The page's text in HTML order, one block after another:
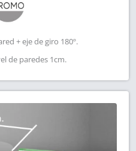
+ eje de giro 180º.
de paredes 1cm.